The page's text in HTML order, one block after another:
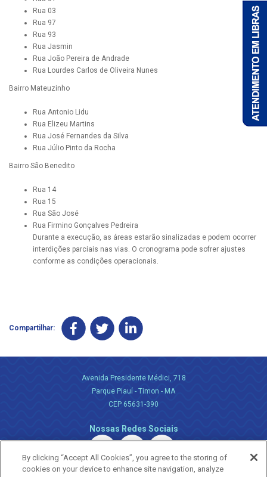
Rua 03
Rua 97
Rua 93
Rua Jasmin
Rua João Pereira de Andrade
Rua Lourdes Carlos de Oliveira Nunes
Bairro Mateuzinho
Rua Antonio Lidu
Rua Elizeu Martins
Rua José Fernandes da Silva
Rua Júlio Pinto da Rocha
Bairro São Benedito
Rua 14
Rua 15
Rua São José
Rua Firmino Gonçalves Pedreira
Durante a execução, as áreas estarão sinalizadas e podem ocorrer
interdições parciais nas vias. O cronograma pode sofrer ajustes
conforme as condições operacionais.
Compartilhar:
Avenida Presidente Médici, 718
Parque Piauí - Timon - MA
CEP 65631-390
Nossas Redes Sociais
By clicking “Accept All Cookies”, you agree to the storing of
cookies on your device to enhance site navigation, analyze